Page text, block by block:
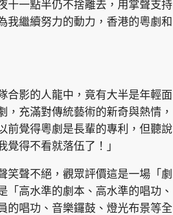
十一點半仍不捨離去，用掌聲支持
我繼續努力的動力，香港的粵劇和
合影的人龍中，竟有大半是年輕面
充滿對傳統藝術的新奇與熱情，
前覺得粵劇是長輩的專利，但聽說
得不看就落伍了！」
笑聲不絕，觀眾評價這是一場「劇
高水準的劇本、高水準的唱功、
的唱功、音樂鑼鼓、燈光布景等全